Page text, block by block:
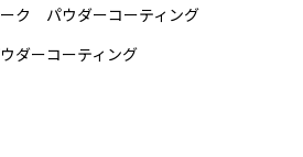
ク パウダーコーティング
ダーコーティング